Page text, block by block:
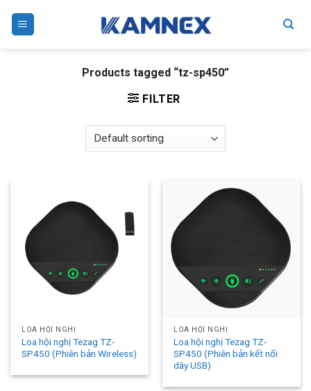
Products tagged “tz-sp450”
FILTER
LOA HỘI NGHỊ
Loa hội nghị Tezag TZ-
SP450 (Phiên bản Wireless)
LOA HỘI NGHỊ
Loa hội nghị Tezag TZ-
SP450 (Phiên bản kết nối
dây USB)